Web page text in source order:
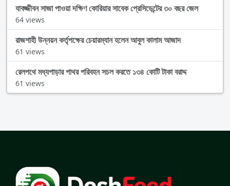
যাবজ্জীবন সাজা পাওয়া দক্ষিণ কোরিয়ার সাবেক প্রেসিডেন্টের ৩০ বছর জেল
64 views
রাজশাহী উন্নয়ন কর্তৃপক্ষের চেয়ারম্যান হলেন আবুল কালাম আজাদ
61 views
রেলপথে মধ্যপাড়ার পাথর পরিবহন সচল করতে ১৩৪ কোটি টাকা বরাদ্দ
61 views